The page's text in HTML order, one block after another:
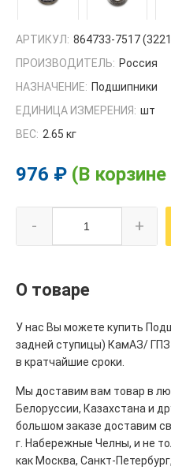
АРТИКУЛ: 864733-7517
ПРОИЗВОДИТЕЛЬ: Россия
НАЗНАЧЕНИЕ: Подшипники
ЕДИНИЦА ИЗМЕРЕНИЯ: шт
ВЕС: 2.65 кг
976 ₽ (В
- +
О товаре
У нас Вы можете купить
задней ступицы) КамАЗ/
в кратчайшие сроки.
Мы доставим вам товар в
Белоруссии, Казахстана и
большом заказе доставим
г. Набережные Челны, и не
как Москва, Санкт-